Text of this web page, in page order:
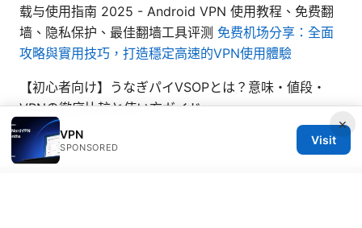
载与使用指南 2025 - Android VPN 使用教程、免费翻
墙、隐私保护、最佳翻墙工具评测 免费机场分享：全面
攻略與實用技巧，打造穩定高速的VPN使用體驗
【初心者向け】うなぎパイVSOPとは？意味・値段・
VPNの徹底比較と使い方ガイド
×
VPN
SPONSORED
Visit